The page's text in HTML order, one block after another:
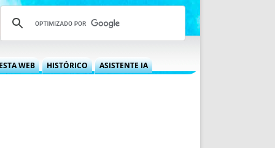
WEB HISTÓRICO ASISTENTE IA